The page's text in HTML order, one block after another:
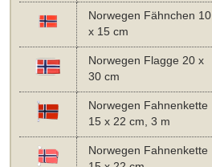
Norwegen Fähnchen 10
x 15 cm
Norwegen Flagge 20 x
30 cm
Norwegen Fahnenkette
15 x 22 cm, 3 m
Norwegen Fahnenkette